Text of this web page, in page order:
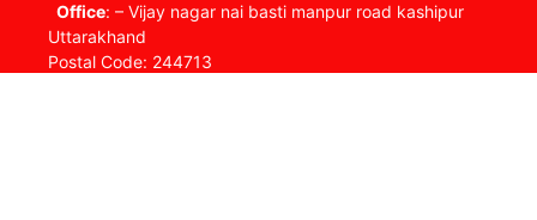
Office: – Vijay nagar nai basti manpur road kashipur
Uttarakhand
Postal Code: 244713